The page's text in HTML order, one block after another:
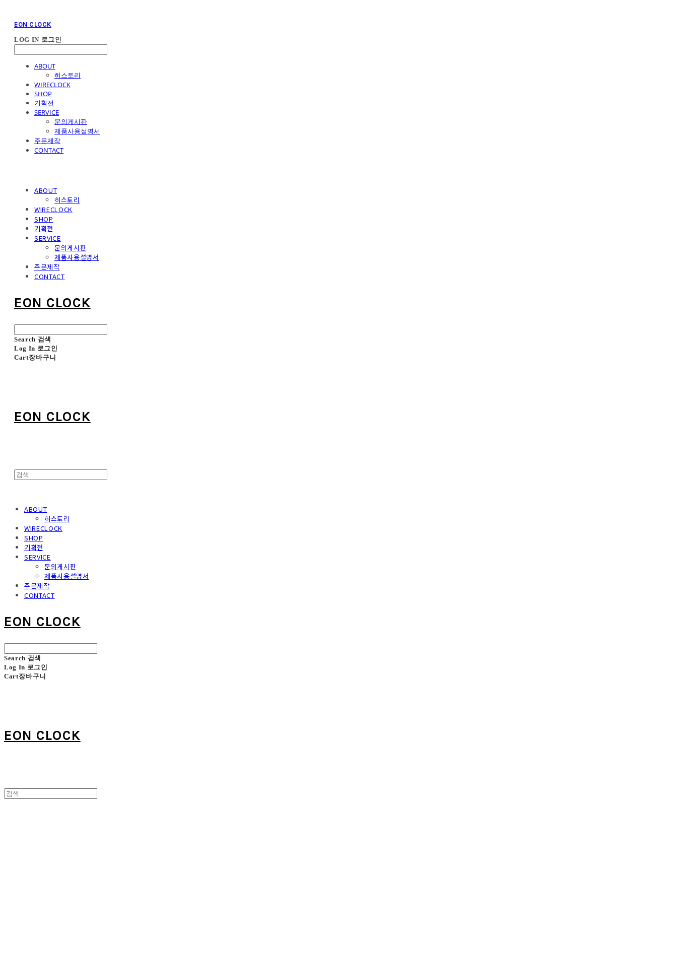
EON CLOCK
LOG IN 로그인
ABOUT
히스토리
WIRECLOCK
SHOP
기획전
SERVICE
문의게시판
제품사용설명서
주문제작
CONTACT
ABOUT
히스토리
WIRECLOCK
SHOP
기획전
SERVICE
문의게시판
제품사용설명서
주문제작
CONTACT
EON CLOCK
Search 검색
Log In 로그인
Cart장바구니
EON CLOCK
ABOUT
히스토리
WIRECLOCK
SHOP
기획전
SERVICE
문의게시판
제품사용설명서
주문제작
CONTACT
EON CLOCK
Search 검색
Log In 로그인
Cart장바구니
EON CLOCK